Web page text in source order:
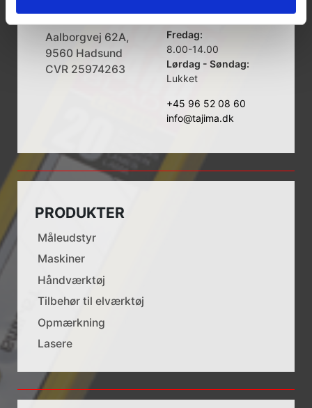
Aps
Aalborgvej 62A,
9560 Hadsund
CVR 25974263
Fredag:
8.00-14.00
Lørdag - Søndag:
Lukket
+45 96 52 08 60
info@tajima.dk
PRODUKTER
Måleudstyr
Maskiner
Håndværktøj
Tilbehør til elværktøj
Opmærkning
Lasere